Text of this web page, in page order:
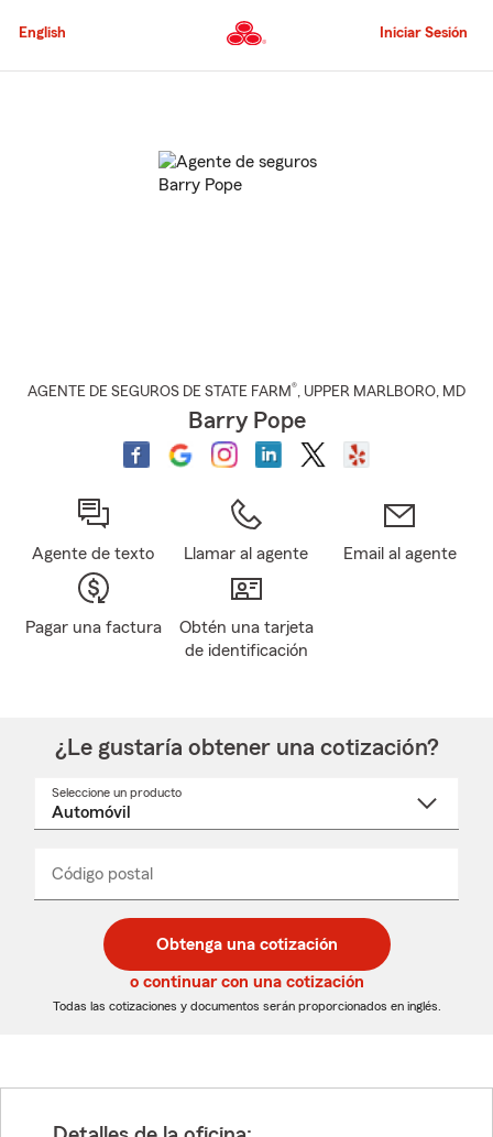
al
principal
English Iniciar Sesión
AGENTE DE SEGUROS DE STATE FARM®, UPPER MARLBORO, MD
Barry Pope
Agente de texto Llamar al agente Email al agente
Pagar una factura
Obtén una tarjeta
de identificación
¿Le gustaría obtener una cotización?
Seleccione un producto
desplegable
Código postal
de
5
dígitos
de
5
dígitos
_____
Obtenga una cotización
o continuar con una cotización
Todas las cotizaciones y documentos serán proporcionados en inglés.